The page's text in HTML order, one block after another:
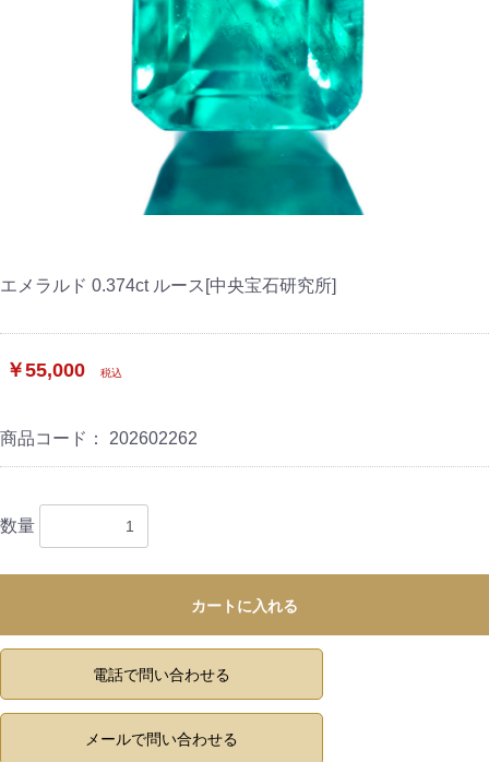
エメラルド 0.374ct ルース[中央宝石研究所]
￥55,000 税込
商品コード： 202602262
数量
カートに入れる
電話で問い合わせる
メールで問い合わせる